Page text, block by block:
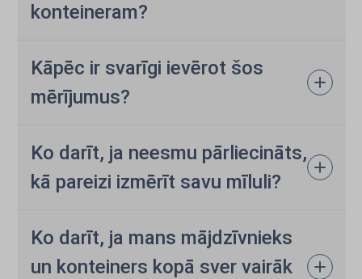
konteineram?
Kāpēc ir svarīgi ievērot šos
mērījumus?
Ko darīt, ja neesmu pārliecināts,
kā pareizi izmērīt savu mīluli?
Ko darīt, ja mans mājdzīvnieks
un konteiners kopā sver vairāk